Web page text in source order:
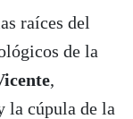
raíces del
de la
,
la cúpula de la